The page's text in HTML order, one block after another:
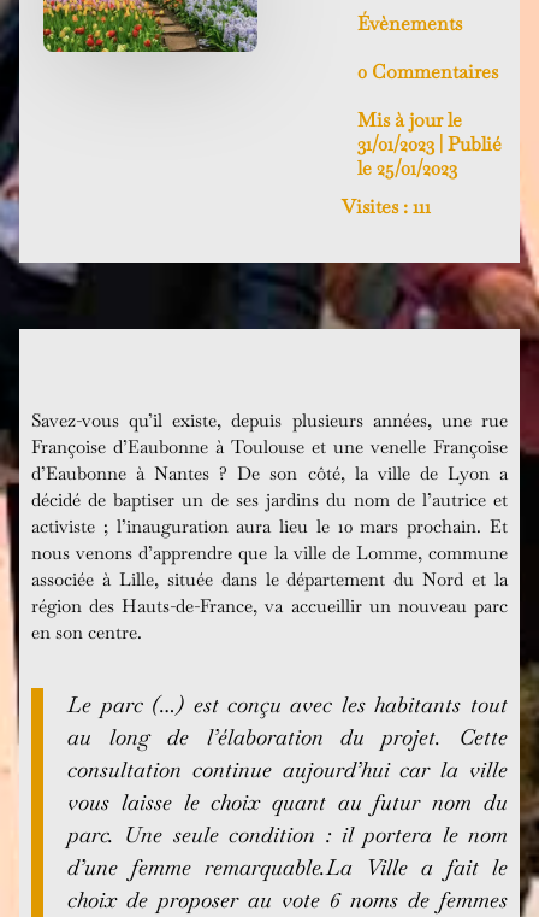
Évènements
0 Commentaires
Mis à jour le
31/01/2023 | Publié
le 25/01/2023
Visites : 111
Savez-vous qu’il existe, depuis plusieurs années, une rue
Françoise d’Eaubonne à Toulouse et une venelle Françoise
d’Eaubonne à Nantes ? De son côté, la ville de Lyon a
décidé de baptiser un de ses jardins du nom de l’autrice et
activiste ; l’inauguration aura lieu le 10 mars prochain. Et
nous venons d’apprendre que la ville de Lomme, commune
associée à Lille, située dans le département du Nord et la
région des Hauts-de-France, va accueillir un nouveau parc
en son centre.
Le parc (…) est conçu avec les habitants tout
au long de l’élaboration du projet. Cette
consultation continue aujourd’hui car la ville
vous laisse le choix quant au futur nom du
parc. Une seule condition : il portera le nom
d’une femme remarquable.La Ville a fait le
choix de proposer au vote 6 noms de femmes